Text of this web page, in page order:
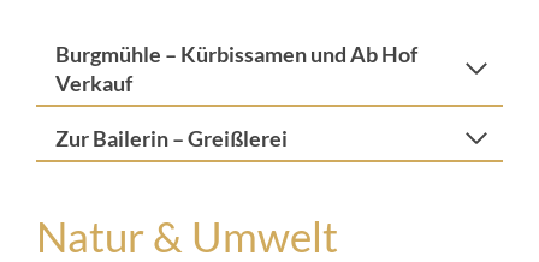
Burgmühle – Kürbissamen und Ab Hof
Verkauf
Zur Bailerin – Greißlerei
Natur & Umwelt